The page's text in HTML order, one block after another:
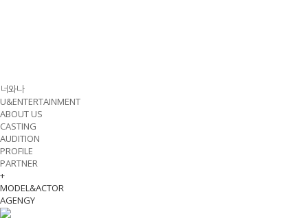
너와나
U&ENTERTAINMENT
ABOUT US
CASTING
AUDITION
PROFILE
PARTNER
+
MODEL&ACTOR
AGENGY